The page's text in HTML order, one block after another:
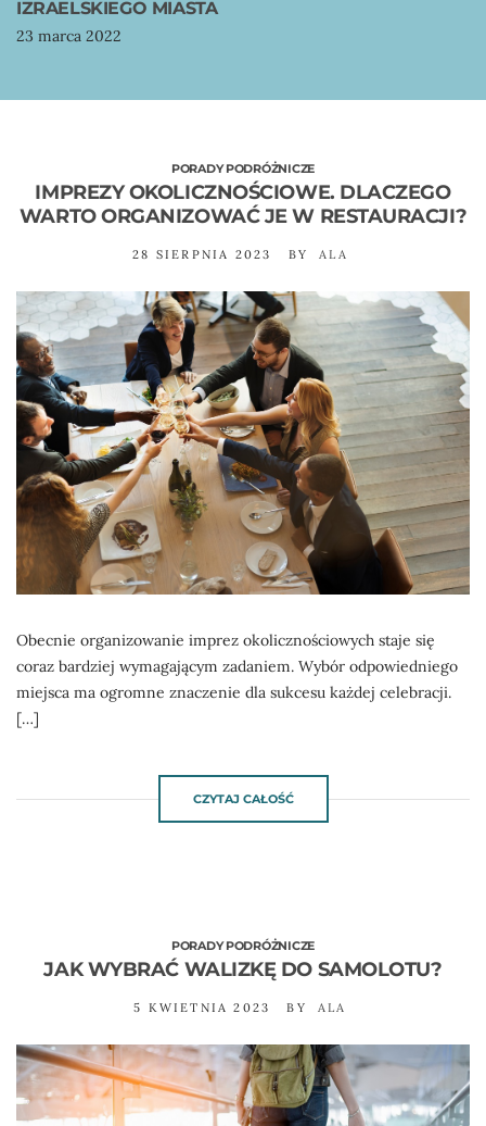
IZRAELSKIEGO MIASTA
23 marca 2022
PORADY PODRÓŻNICZE
IMPREZY OKOLICZNOŚCIOWE. DLACZEGO
WARTO ORGANIZOWAĆ JE W RESTAURACJI?
28 SIERPNIA 2023 BY ALA
Obecnie organizowanie imprez okolicznościowych staje się
coraz bardziej wymagającym zadaniem. Wybór odpowiedniego
miejsca ma ogromne znaczenie dla sukcesu każdej celebracji.
[…]
CZYTAJ CAŁOŚĆ
PORADY PODRÓŻNICZE
JAK WYBRAĆ WALIZKĘ DO SAMOLOTU?
5 KWIETNIA 2023 BY ALA